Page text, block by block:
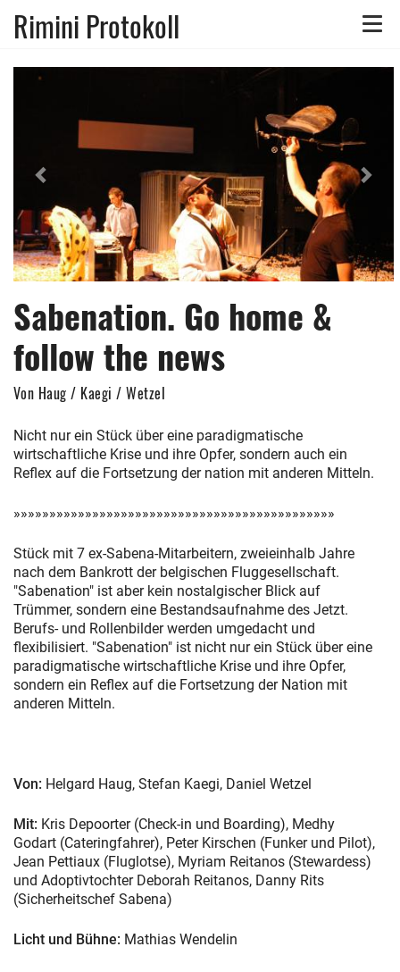
Toggle
Rimini Protokoll
Previous
Sabenation. Go home &
follow the news
Von Haug / Kaegi / Wetzel
Nicht nur ein Stück über eine paradigmatische
wirtschaftliche Krise und ihre Opfer, sondern auch ein
Reflex auf die Fortsetzung der nation mit anderen Mitteln.
»»»»»»»»»»»»»»»»»»»»»»»»»»»»»»»»»»»»»»»»»»»»»
Stück mit 7 ex-Sabena-Mitarbeitern, zweieinhalb Jahre
nach dem Bankrott der belgischen Fluggesellschaft.
"Sabenation" ist aber kein nostalgischer Blick auf
Trümmer, sondern eine Bestandsaufnahme des Jetzt.
Berufs- und Rollenbilder werden umgedacht und
flexibilisiert. "Sabenation" ist nicht nur ein Stück über eine
paradigmatische wirtschaftliche Krise und ihre Opfer,
sondern ein Reflex auf die Fortsetzung der Nation mit
anderen Mitteln.
Von: Helgard Haug, Stefan Kaegi, Daniel Wetzel
Mit: Kris Depoorter (Check-in und Boarding), Medhy
Godart (Cateringfahrer), Peter Kirschen (Funker und Pilot),
Jean Pettiaux (Fluglotse), Myriam Reitanos (Stewardess)
und Adoptivtochter Deborah Reitanos, Danny Rits
(Sicherheitschef Sabena)
Licht und Bühne: Mathias Wendelin